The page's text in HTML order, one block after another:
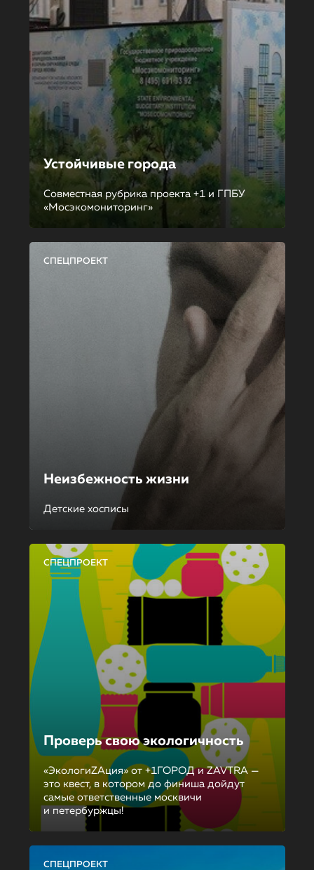
Устойчивые города
Совместная рубрика проекта +1 и ГПБУ
«Мосэкомониторинг»
СПЕЦПРОЕКТ
Неизбежность жизни
Детские хосписы
СПЕЦПРОЕКТ
Проверь свою экологичность
«ЭкологиZAция» от +1ГОРОД и ZAVTRA —
это квест, в котором до финиша дойдут
самые ответственные москвичи
и петербуржцы!
СПЕЦПРОЕКТ